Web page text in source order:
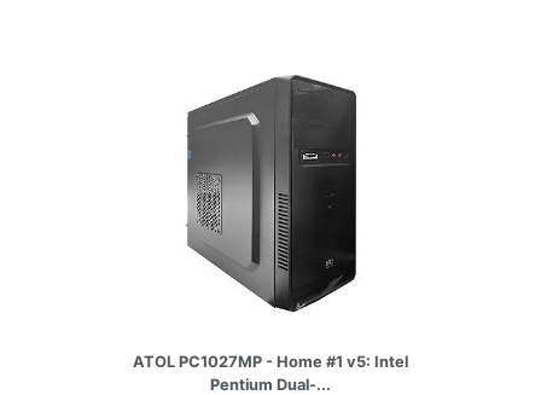
ATOL PC1027MP - Home #1 v5: Intel
Pentium Dual-...